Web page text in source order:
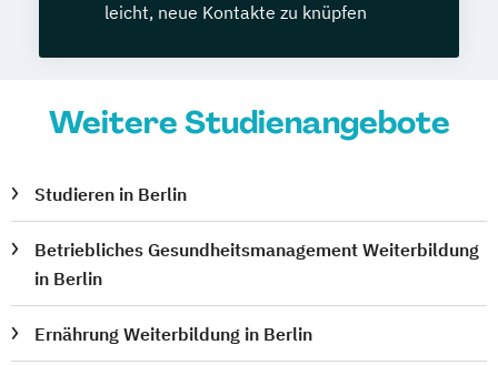
leicht, neue Kontakte zu knüpfen
Weitere Studienangebote
Studieren in Berlin
Betriebliches Gesundheitsmanagement Weiterbildung
in Berlin
Ernährung Weiterbildung in Berlin